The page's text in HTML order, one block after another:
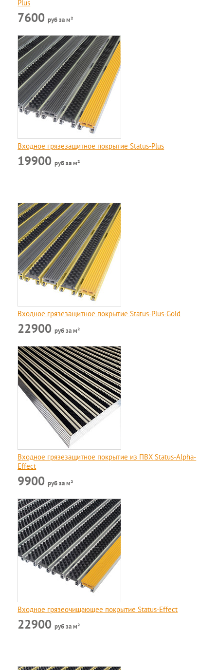
Plus
7600руб за м²
Входное грязезащитное покрытие Status-Plus
19900руб за м²
Входное грязезащитное покрытие Status-Plus-Gold
22900руб за м²
Входное грязезащитное покрытие из ПВХ Status-Alpha-
Effect
9900руб за м²
Входное грязеочищающее покрытие Status-Effect
22900руб за м²